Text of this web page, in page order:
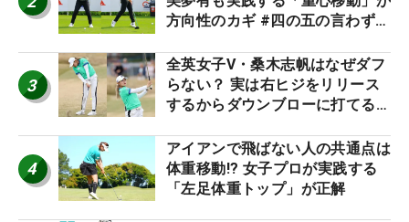
方向性のカギ #四の五の言わず振
3
全英女子V・桑木志帆はなぜダフ
らない？ 実は右ヒジをリリース
するからダウンブローに打てる #
4
アイアンで飛ばない人の共通点は
体重移動!? 女子プロが実践する
「左足体重トップ」が正解